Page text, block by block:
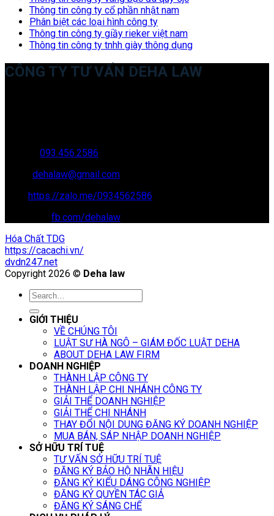
Thông tin công ty cổ phần nhật nam
Phân biệt các loại hình công ty
Thông tin công ty giầy rieker việt nam
Thông tin công ty tnhh giày thông dụng
CÔNG TY TƯ VẤN DEHA LAW
093.456.2586
dehalaw@gmail.com
https://zalo.me/0934562586
fb.com/dehalaw
Hóa Chất TDG
https://cacachi.vn/
dvdn247.net
Copyright 2026 © Deha law
GIỚI THIỆU
VỀ CHÚNG TÔI
LUẬT SƯ HÀ NGÔ – GIÁM ĐỐC LUẬT DEHA
ABOUT DEHA LAW FIRM
DOANH NGHIỆP
THÀNH LẬP CÔNG TY
THÀNH LẬP CHI NHÁNH CÔNG TY
GIẢI THỂ DOANH NGHIỆP
GIẢI THỂ CHI NHÁNH
THAY ĐỔI NỘI DUNG ĐĂNG KÝ DOANH NGHIỆP
MUA BÁN, SÁP NHẬP DOANH NGHIỆP
SỞ HỮU TRÍ TUỆ
TƯ VẤN SỞ HỮU TRÍ TUỆ
ĐĂNG KÝ BẢO HỘ NHÃN HIỆU
ĐĂNG KÝ KIỂU DÁNG CÔNG NGHIỆP
ĐĂNG KÝ QUYỀN TÁC GIẢ
ĐĂNG KÝ SÁNG CHẾ